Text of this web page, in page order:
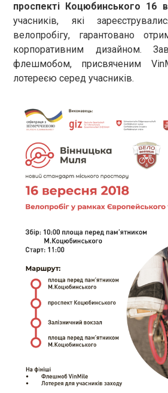
проспекті Коцюбинського 16
учасників, які
велопробігу, гарантовано
корпоративним дизайном.
флешмобом, присвяченим
лотереєю серед учасників.